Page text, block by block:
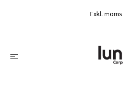
Exkl. moms